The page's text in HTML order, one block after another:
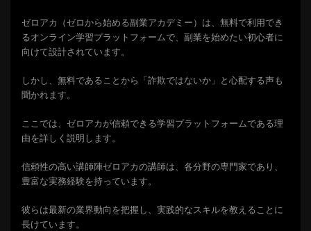
ゼロアカ（ゼロから始める副業アカデミー）は、無料で利用でき
るオンライン学習プラットフォームで、副業を始めたい初心者に
向けて設計されています。
しかし、無料であることから「詐欺ではないか」と心配する声も
聞かれます。
ここでは、ゼロアカが信頼できる学習プラットフォームである理
由を詳しく説明します。
信頼性の高い講師陣ゼロアカの講師は、各分野の専門家であり、
豊富な実務経験を持っています。
彼らは最新の業界動向を把握し、実践的なスキルを教えることに
長けています。